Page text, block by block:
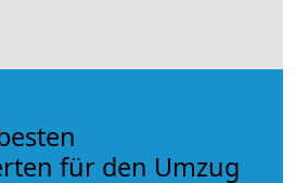
für den Umzug